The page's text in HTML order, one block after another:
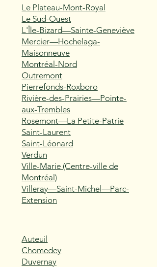
Le Plateau-Mont-Royal
Le Sud-Ouest
L'Île-Bizard—Sainte-Geneviève
Mercier—Hochelaga-
Maisonneuve
Montréal-Nord
Outremont
Pierrefonds-Roxboro
Rivière-des-Prairies—Pointe-
aux-Trembles
Rosemont—La Petite-Patrie
Saint-Laurent
Saint-Léonard
Verdun
Ville-Marie (Centre-ville de
Montréal)
Villeray—Saint-Michel—Parc-
Extension
Auteuil
Chomedey
Duvernay